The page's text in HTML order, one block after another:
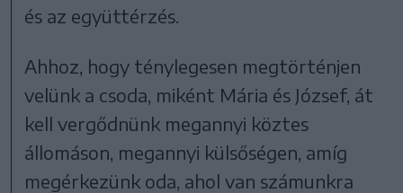
és az együttérzés.
Ahhoz, hogy ténylegesen megtörténjen
velünk a csoda, miként Mária és József, át
kell vergődnünk megannyi köztes
állomáson, megannyi külsőségen, amíg
megérkezünk oda, ahol van számunkra